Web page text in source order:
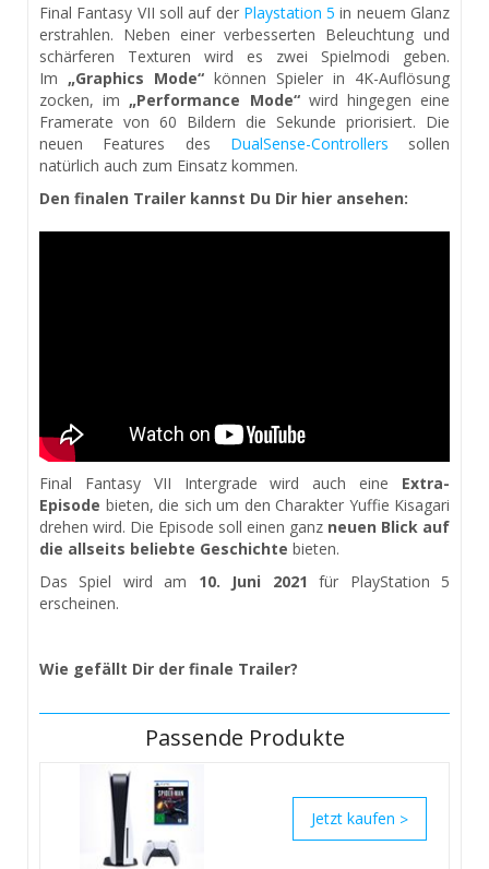
Final Fantasy VII soll auf der Playstation 5 in neuem Glanz
erstrahlen. Neben einer verbesserten Beleuchtung und
schärferen Texturen wird es zwei Spielmodi geben.
Im „Graphics Mode“ können Spieler in 4K-Auflösung
zocken, im „Performance Mode“wird hingegen eine
Framerate von 60 Bildern die Sekunde priorisiert. Die
neuen Features des DualSense-Controllers sollen
natürlich auch zum Einsatz kommen.
Den finalen Trailer kannst Du Dir hier ansehen:
Final Fantasy VII Intergrade wird auch eine Extra-
Episode bieten, die sich um den Charakter Yuffie Kisagari
drehen wird. Die Episode soll einen ganz neuen Blick auf
die allseits beliebte Geschichte bieten.
Das Spiel wird am 10. Juni 2021für PlayStation 5
erscheinen.
Wie gefällt Dir der finale Trailer?
Passende Produkte
>